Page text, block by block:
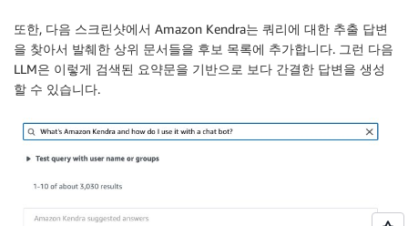
또한, 다음 스크린샷에서 Amazon Kendra는 쿼리에 대한 추출 답변
을 찾아서 발췌한 상위 문서들을 후보 목록에 추가합니다. 그런 다음
LLM은 이렇게 검색된 요약문을 기반으로 보다 간결한 답변을 생성
할 수 있습니다.